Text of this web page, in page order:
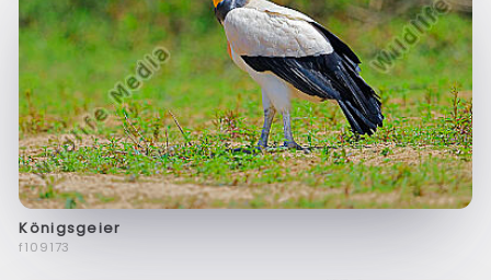
Königsgeier
f109173